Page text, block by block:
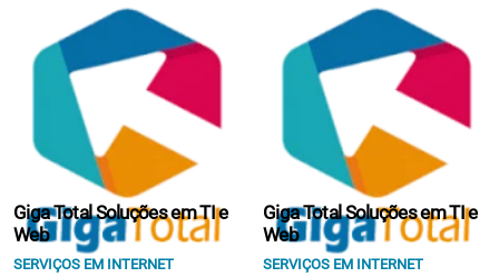
Giga Total Soluções em TI e
Web
SERVIÇOS EM INTERNET
Giga Total Soluções em TI e
Web
SERVIÇOS EM INTERNET